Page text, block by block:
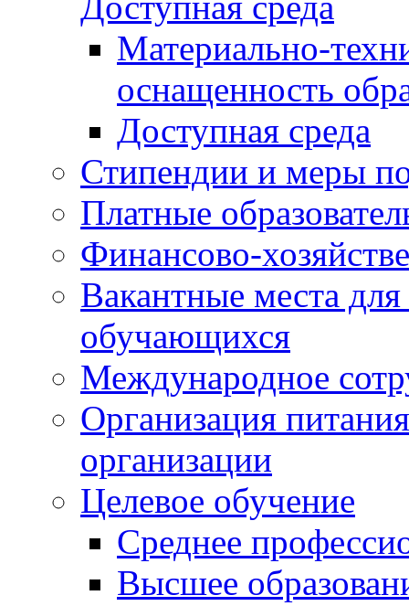
Материально-
оснащенность
Доступная среда
Стипендии и меры
Платные
Финансово-
Вакантные места
обучающихся
Международное
Организация
организации
Целевое обучение
Среднее
Высшее